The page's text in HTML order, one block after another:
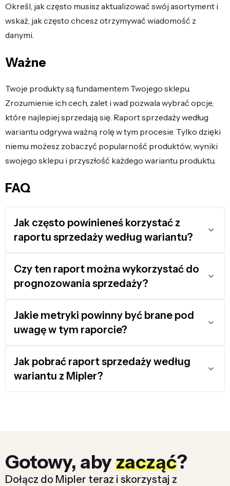
Określ, jak często musisz aktualizować swój asortyment i
wskaż, jak często chcesz otrzymywać wiadomość z
danymi.
Ważne
Twoje produkty są fundamentem Twojego sklepu.
Zrozumienie ich cech, zalet i wad pozwala wybrać opcje,
które najlepiej sprzedają się. Raport sprzedaży według
wariantu odgrywa ważną rolę w tym procesie. Tylko dzięki
niemu możesz zobaczyć popularność produktów, wyniki
swojego sklepu i przyszłość każdego wariantu produktu.
FAQ
Jak często powinieneś korzystać z
raportu sprzedaży według wariantu?
Czy ten raport można wykorzystać do
prognozowania sprzedaży?
Jakie metryki powinny być brane pod
uwagę w tym raporcie?
Jak pobrać raport sprzedaży według
wariantu z Mipler?
Gotowy, abyzacząć?
Dołącz do Mipler teraz i skorzystaj z